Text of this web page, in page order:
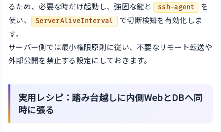
るため、必要な時だけ起動し、強固な鍵と
ssh-agent
を
使い、
ServerAliveInterval
で切断検知を有効化しま
す。
サーバー側では最小権限原則に従い、不要なリモート転送や
外部公開を禁止する設定にしておきます。
実用レシピ：踏み台越しに内側WebとDBへ同
時に張る